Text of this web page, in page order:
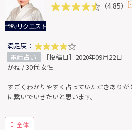
予約リクエスト
（4.85）
満足度：
電話占い
［投稿日］2020年09月22日
かね / 30代 女性
すごくわかりやすく占っていただきあり
に繋いでいきたいと思います。
全体